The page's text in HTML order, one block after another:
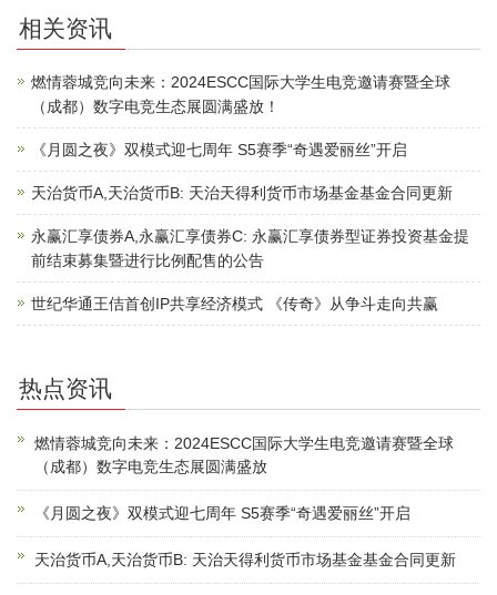
相关资讯
燃情蓉城竞向未来：2024ESCC国际大学生电竞邀请赛暨全球
（成都）数字电竞生态展圆满盛放！
《月圆之夜》双模式迎七周年 S5赛季“奇遇爱丽丝”开启
天治货币A,天治货币B: 天治天得利货币市场基金基金合同更新
永赢汇享债券A,永赢汇享债券C: 永赢汇享债券型证券投资基金提
前结束募集暨进行比例配售的公告
世纪华通王佶首创IP共享经济模式 《传奇》从争斗走向共赢
热点资讯
燃情蓉城竞向未来：2024ESCC国际大学生电竞邀请赛暨全球
（成都）数字电竞生态展圆满盛放
《月圆之夜》双模式迎七周年 S5赛季“奇遇爱丽丝”开启
天治货币A,天治货币B: 天治天得利货币市场基金基金合同更新